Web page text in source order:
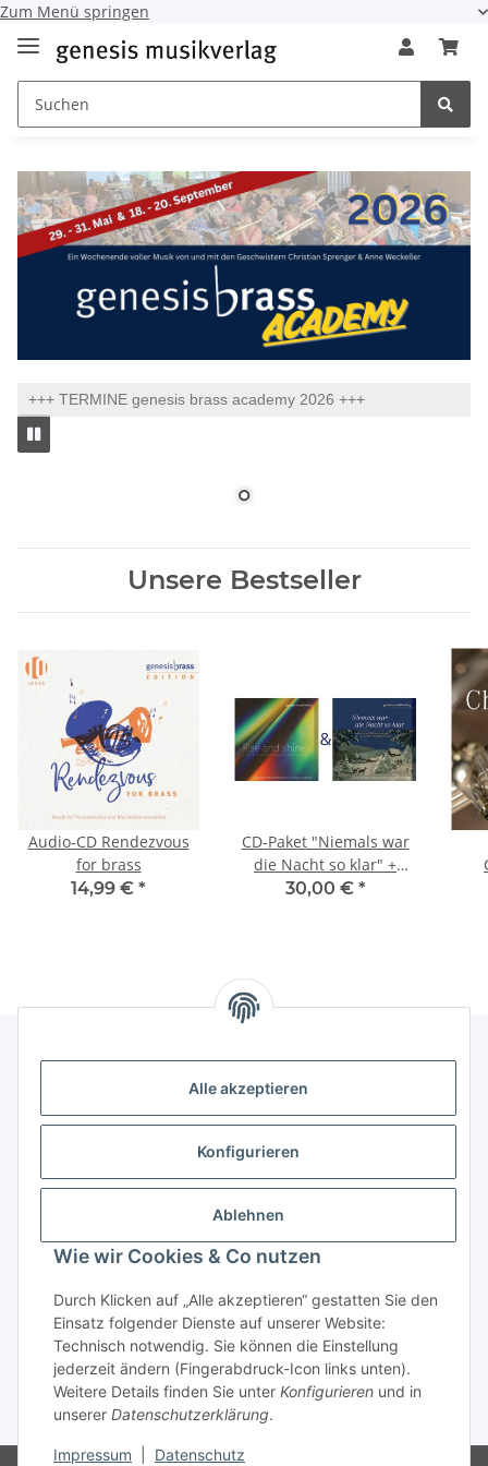
Zum Menü springen
Alle akzeptieren
Konfigurieren
Ablehnen
Wie wir Cookies & Co nutzen
Durch Klicken auf „Alle akzeptieren“ gestatten Sie den
Einsatz folgender Dienste auf unserer Website:
Technisch notwendig. Sie können die Einstellung
jederzeit ändern (Fingerabdruck-Icon links unten).
Weitere Details finden Sie unter Konfigurieren und in
unserer Datenschutzerklärung.
Impressum Datenschutz
+++ TERMINE genesis brass academy 2026 +++
Unsere Bestseller
Audio-CD Rendezvous
for brass
14,99 € *
CD-Paket "Niemals war
die Nacht so klar" +
"Rise and shine!" (sinf.
30,00 € *
genesis musikverlag Christian Sprenger
34630 Gilserberg
E-Mail:anne.weckesser@genesis-musikverlag.de
Informationen
Gesetzliche Informationen
* Alle Preise inkl. gesetzlicher USt., zzgl.Versand